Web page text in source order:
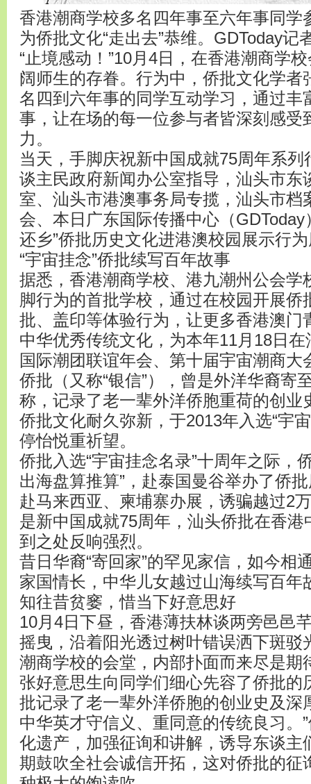
香港潮商学校多名四年事至六年事同学
为侨批文化“走出去”恭维。GDToday记
“止境感动！”10月4日，在香港潮商学
阔师生的存眷。行为中，侨批文化学者
名四到六年事的同学互动学习，通过丰
事，让在场的每一位参与者皆深刻感受
力。
当天，手脚庆祝新中国成就75周年系
谈主民政府新闻办公室指导，汕头市东
室、汕头市港澳事务局专揽，汕头市档
会、本日广东国际传播中心（GDToday
还乡”侨批历史文化进港澳校园展示行
“宇宙挂念”侨批续写百年故事
据悉，香港潮商学校、港九潮州公会学
脚行为的首批学校，通过在校园开展侨
批、盖印等体验行为，让更多香港澳门
中华优秀传统文化，为本年11月18日
国际潮团联谊年会、第十届宇宙潮商大
侨批（又称“银信”），曾是外洋华裔寄
称，记录了老一辈外洋侨胞重荷的创业
侨批文化耐久弥新，于2013年入选“宇
停怡悦重祈望。
侨批入选“宇宙挂念名录”十周年之际，
出海盘算推算”，赴泰国曼谷举办了侨
赴马来西亚、柬埔寨办展，诱骗越过2
是新中国成就75周年，汕头侨批在香
到之处反响强烈。
昔日华裔“寄回家”的罕见家信，如今相
家国情长，中华儿女越过山海续写百年
知往昔贫窭，惜当下好意思好
10月4日下昼，香港薄扶林谈两旁邑邑
摇曳，沿着阳光透过树叶错误洒下斑驳
潮商学校的会堂，内部扑面而来尽是期
张好意思生向同学们细心先容了侨批的
批记录了老一辈外洋侨胞的创业史及深
中华英才守信义、重同意的传统良习。
化遗产，加强征询和讲解，诱导东谈主
期鼓吹全社会诚信开拓，这对侨批的征